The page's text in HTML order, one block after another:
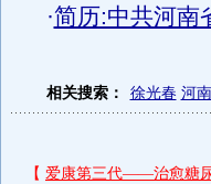
·简历:中共河南
相关搜索： 徐光春 河南